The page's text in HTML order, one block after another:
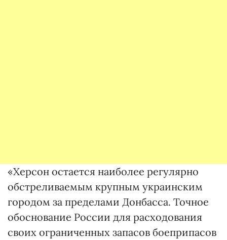
«Херсон остается наиболее регулярно
обстреливаемым крупным украинским
городом за пределами Донбасса. Точное
обоснование России для расходования
своих ограниченных запасов боеприпасов